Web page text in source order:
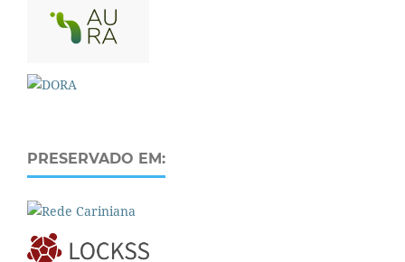
PRESERVADO EM: